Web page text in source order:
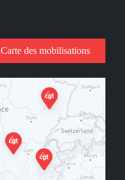
Carte des mobilisations